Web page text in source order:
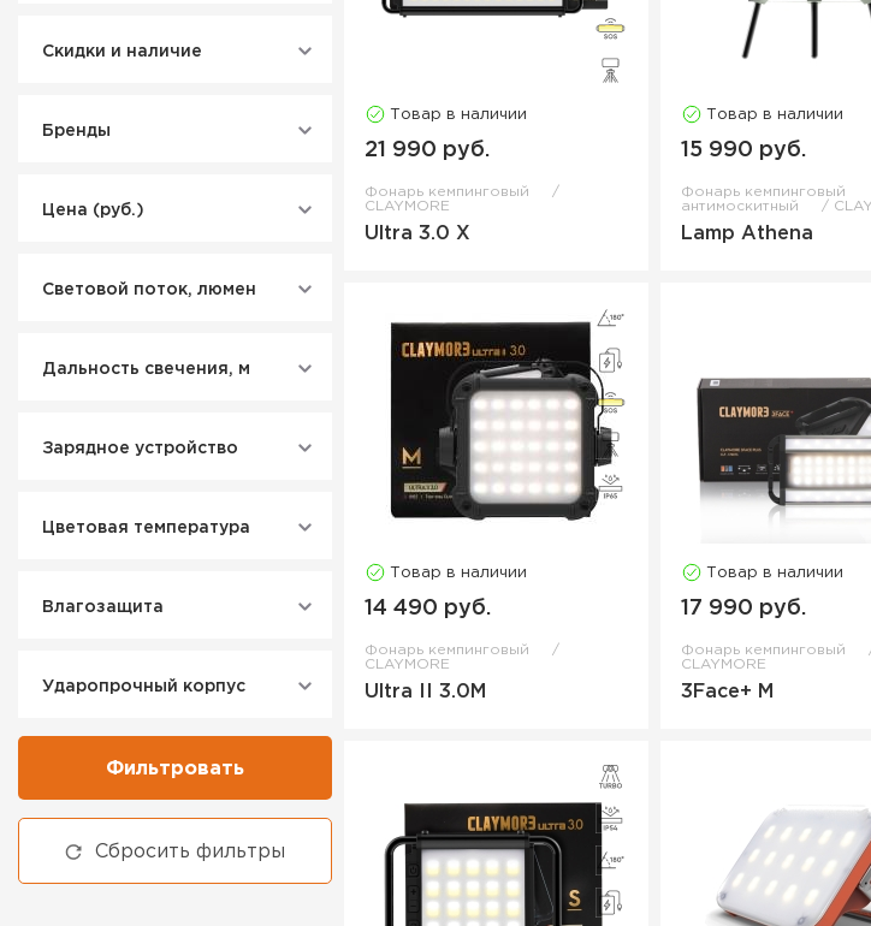
Скидки и наличие
Бренды
Цена (руб.)
Световой поток, люмен
Дальность свечения, м
Зарядное устройство
Цветовая температура
Влагозащита
Ударопрочный корпус
Фильтровать
Сбросить фильтры
Товар в наличии
21 990 руб.
Фонарь кемпинговый
CLAYMORE
Ultra 3.0 X
Товар в наличии
15 990 руб.
Фонарь кемпинговый
антимоскитный
Lamp Athena
Товар в наличии
14 490 руб.
Фонарь кемпинговый
CLAYMORE
Ultra II 3.0M
Товар в наличии
17 990 руб.
Фонарь кемпинговый
CLAYMORE
3Face+ M